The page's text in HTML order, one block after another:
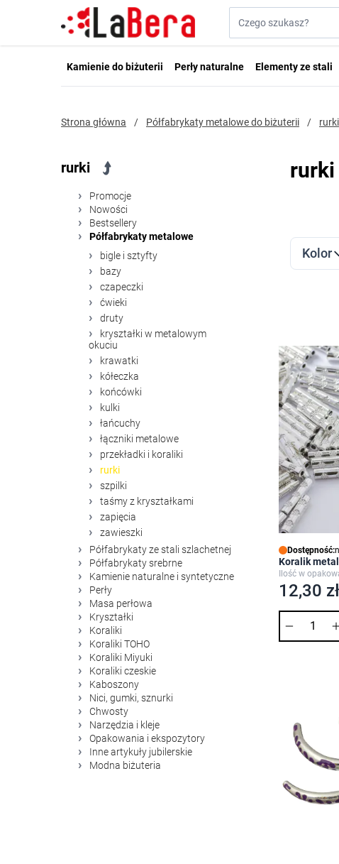
Przejdź do treści
Kamienie do biżuterii Perły naturalne Elementy ze stali
Strona główna / Półfabrykaty metalowe do biżuterii / rurki
rurki
Promocje
Nowości
Bestsellery
Półfabrykaty metalowe
bigle i sztyfty
bazy
czapeczki
ćwieki
druty
kryształki w metalowym
okuciu
krawatki
kółeczka
końcówki
kulki
łańcuchy
łączniki metalowe
przekładki i koraliki
rurki
szpilki
taśmy z kryształkami
zapięcia
zawieszki
Półfabrykaty ze stali szlachetnej
Półfabrykaty srebrne
Kamienie naturalne i syntetyczne
Perły
Masa perłowa
Kryształki
Koraliki
Koraliki TOHO
Koraliki Miyuki
Koraliki czeskie
Kaboszony
Nici, gumki, sznurki
Chwosty
Narzędzia i kleje
Opakowania i ekspozytory
Inne artykuły jubilerskie
Modna biżuteria
rurki
Przejdź
Kolor
Dostępność:
Koralik
Ilość w
12,30 zł